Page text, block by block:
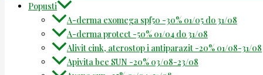
Popusti
A-derma exomega spf50 -30% 01/05 do 31/08
A-derma protect -50% 01/04 do 31/08
Alivit cink, aterostop i antiparazit -20% 01/08-31/08
Apivita bee SUN -20% 03/08-23/08